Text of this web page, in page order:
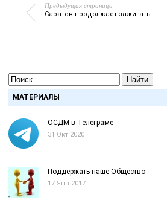
Предыдущая страница
Саратов продолжает зажигать
Найти
МАТЕРИАЛЫ
ОСДМ в Телеграме
31 Окт 2020
Поддержать наше Общество
17 Янв 2017